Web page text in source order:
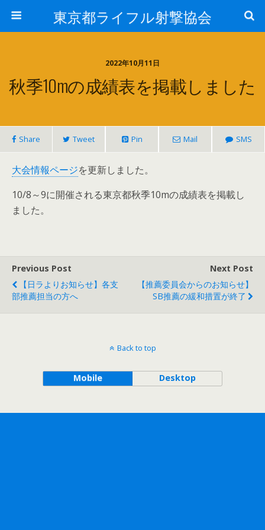
東京都ライフル射撃協会
2022年10月11日
秋季10mの成績表を掲載しました
Share Tweet Pin Mail SMS
大会情報ページを更新しました。
10/8～9に開催される東京都秋季10mの成績表を掲載し
ました。
Previous Post
【日ラよりお知らせ】各支
部推薦担当の方へ
Next Post
【推薦委員会からのお知らせ】
SB推薦の緩和措置が終了
Back to top
Mobile Desktop